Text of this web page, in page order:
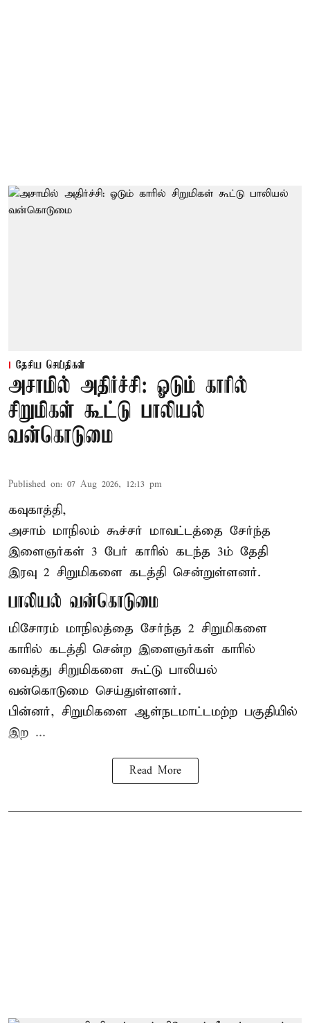
தேசிய செய்திகள்
அசாமில் அதிர்ச்சி: ஓடும் காரில்
சிறுமிகள் கூட்டு பாலியல்
வன்கொடுமை
Published on: 07 Aug 2026, 12:13 pm
கவுகாத்தி,
அசாம் மாநிலம் கூச்சர் மாவட்டத்தை சேர்ந்த
இளைஞர்கள் 3 பேர் காரில் கடந்த 3ம் தேதி
இரவு 2 சிறுமிகளை கடத்தி சென்றுள்ளனர்.
பாலியல் வன்கொடுமை
மிசோரம் மாநிலத்தை சேர்ந்த 2 சிறுமிகளை
காரில் கடத்தி சென்ற இளைஞர்கள் காரில்
வைத்து சிறுமிகளை கூட்டு பாலியல்
வன்கொடுமை செய்துள்ளனர்.
பின்னர், சிறுமிகளை ஆள்நடமாட்டமற்ற பகுதியில்
இற ...
Read More